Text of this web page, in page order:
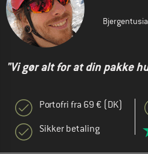
"Vi gør alt for at din pakke
Portofri fra 69 € (DK)
Sikker betaling